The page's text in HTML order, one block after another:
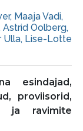
Maaja Vadi,
Astrid Oolberg,
Ulla, Lise-Lotte
esindajad,
proviisorid,
ja ravimite